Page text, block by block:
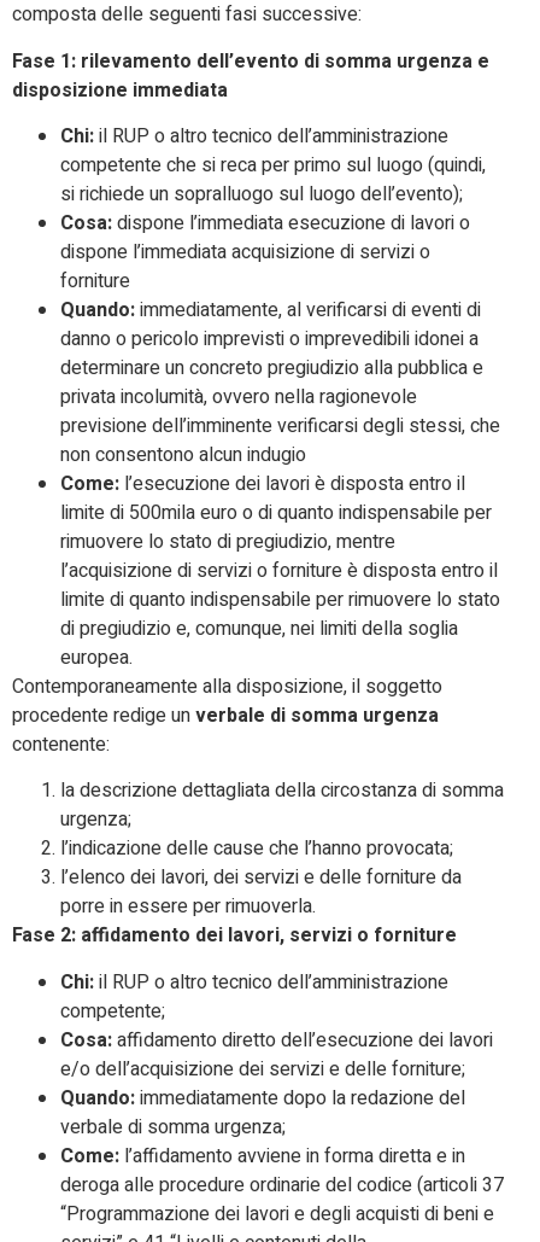
composta delle seguenti fasi successive:
Fase 1: rilevamento dell’evento di somma urgenza e
disposizione immediata
Chi:il RUP o altro tecnico dell’amministrazione
competente che si reca per primo sul luogo (quindi,
si richiede un sopralluogo sul luogo dell’evento);
Cosa:dispone l’immediata esecuzione di lavori o
dispone l’immediata acquisizione di servizi o
forniture
Quando:immediatamente, al verificarsi di eventi di
danno o pericolo imprevisti o imprevedibili idonei a
determinare un concreto pregiudizio alla pubblica e
privata incolumità, ovvero nella ragionevole
previsione dell’imminente verificarsi degli stessi, che
non consentono alcun indugio
Come: l’esecuzione dei lavori è disposta entro il
limite di 500mila euro o di quanto indispensabile per
rimuovere lo stato di pregiudizio, mentre
l’acquisizione di servizi o forniture è disposta entro il
limite di quanto indispensabile per rimuovere lo stato
di pregiudizio e, comunque, nei limiti della soglia
europea.
Contemporaneamente alla disposizione, il soggetto
procedente redige unverbale di somma urgenza
contenente:
la descrizione dettagliata della circostanza di somma
urgenza;
l’indicazione delle cause che l’hanno provocata;
l’elenco dei lavori, dei servizi e delle forniture da
porre in essere per rimuoverla.
Fase 2: affidamento dei lavori, servizi o forniture
Chi:il RUP o altro tecnico dell’amministrazione
competente;
Cosa:affidamento diretto dell’esecuzione dei lavori
e/o dell’acquisizione dei servizi e delle forniture;
Quando:immediatamente dopo la redazione del
verbale di somma urgenza;
Come: l’affidamento avviene in forma diretta e in
deroga alle procedure ordinarie del codice (articoli 37
“Programmazione dei lavori e degli acquisti di beni e